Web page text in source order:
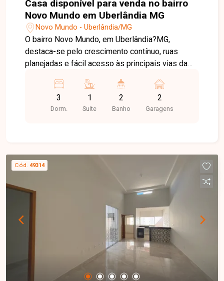
Casa disponível para venda no bairro
Novo Mundo em Uberlândia MG
Novo Mundo - Uberlândia/MG
O bairro Novo Mundo, em Uberlândia?MG,
destaca-se pelo crescimento contínuo, ruas
planejadas e fácil acesso às principais vias da
escolha para quem busca tranquilidade,
praticidade e valorização imobiliária. Linda casa
com excelente acabamento, composta por sala
para 02 carros, projeto de iluminação em LED e
rebaixamento em gesso. Um imóvel moderno,
bem distribuído e pensado para oferecer
conforto e sofisticação. Entre em contato para
mais informações e aproveite essa excelente
3
Dorm.
1
Suite
2
Banho
2
Garagens
Cód. 49314